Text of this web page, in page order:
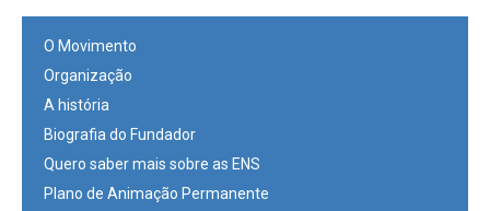
O Movimento
Organização
A história
Biografia do Fundador
Quero saber mais sobre as ENS
Plano de Animação Permanente